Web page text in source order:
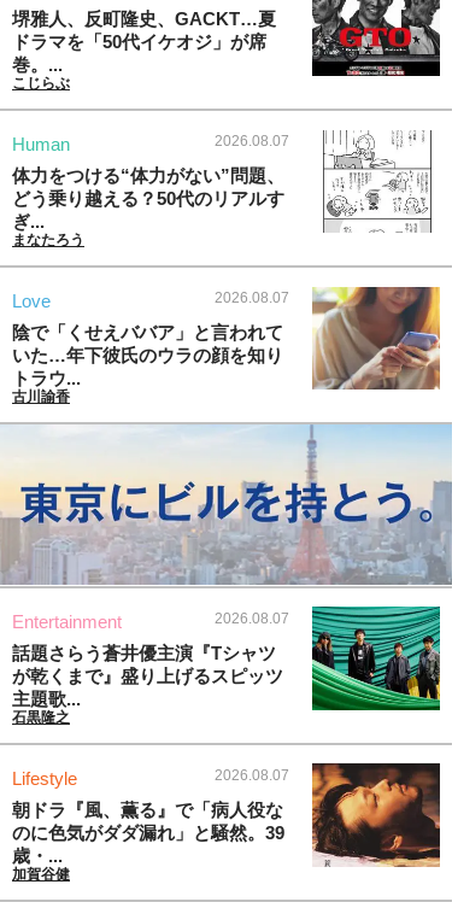
堺雅人、反町隆史、GACKT…夏
ドラマを「50代イケオジ」が席
巻。...
こじらぶ
Human 2026.08.07
体力をつける“体力がない”問題、
どう乗り越える？50代のリアルす
ぎ...
まなたろう
Love 2026.08.07
陰で「くせえババア」と言われて
いた…年下彼氏のウラの顔を知り
トラウ...
古川諭香
Entertainment 2026.08.07
話題さらう蒼井優主演『Tシャツ
が乾くまで』盛り上げるスピッツ
主題歌...
石黒隆之
Lifestyle 2026.08.07
朝ドラ『風、薫る』で「病人役な
のに色気がダダ漏れ」と騒然。39
歳・...
加賀谷健